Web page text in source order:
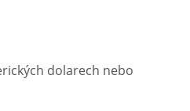
dolarech nebo